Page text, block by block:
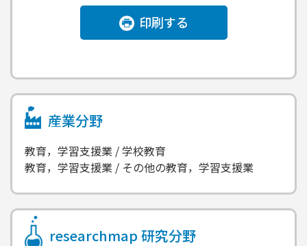
印刷する
産業分野
教育，学習支援業 / 学校教育
教育，学習支援業 / その他の教育，学習支援業
researchmap 研究分野